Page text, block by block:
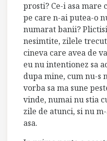
prosti? Ce-i asa mare
pe care n-ai putea-o
numarat banii?
nesimtite, zilele
cineva care avea de
eu nu intentionez sa
dupa mine, cum nu-s
vorba sa ma sune
vinde, numai nu stia
zile de atunci, si nu
asa.